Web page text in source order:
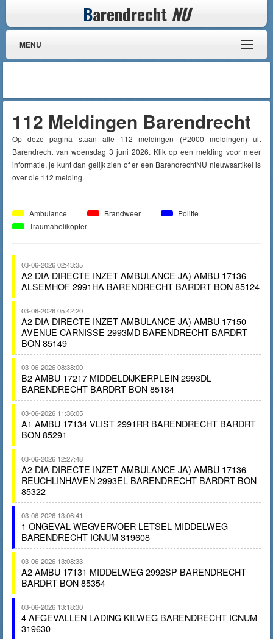
Barendrecht NU
MENU
112 Meldingen Barendrecht
Op deze pagina staan alle 112 meldingen (P2000 meldingen) uit
Barendrecht van woensdag 3 juni 2026. Klik op een melding voor meer
informatie, je kunt dan gelijk zien of er een BarendrechtNU nieuwsartikel is
over die 112 melding.
Ambulance Brandweer
Politie
Traumahelikopter
03-06-2026 02:43:35
A2 DIA DIRECTE INZET AMBULANCE JA) AMBU 17136
ALSEMHOF 2991HA BARENDRECHT BARDRT BON 85124
03-06-2026 05:42:20
A2 DIA DIRECTE INZET AMBULANCE JA) AMBU 17150
AVENUE CARNISSE 2993MD BARENDRECHT BARDRT
BON 85149
03-06-2026 08:38:00
B2 AMBU 17217 MIDDELDIJKERPLEIN 2993DL
BARENDRECHT BARDRT BON 85184
03-06-2026 11:36:05
A1 AMBU 17134 VLIST 2991RR BARENDRECHT BARDRT
BON 85291
03-06-2026 12:27:48
A2 DIA DIRECTE INZET AMBULANCE JA) AMBU 17136
REUCHLINHAVEN 2993EL BARENDRECHT BARDRT BON
85322
03-06-2026 13:06:41
1 ONGEVAL WEGVERVOER LETSEL MIDDELWEG
BARENDRECHT ICNUM 319608
03-06-2026 13:08:33
A2 AMBU 17131 MIDDELWEG 2992SP BARENDRECHT
BARDRT BON 85354
03-06-2026 13:18:30
4 AFGEVALLEN LADING KILWEG BARENDRECHT ICNUM
319630